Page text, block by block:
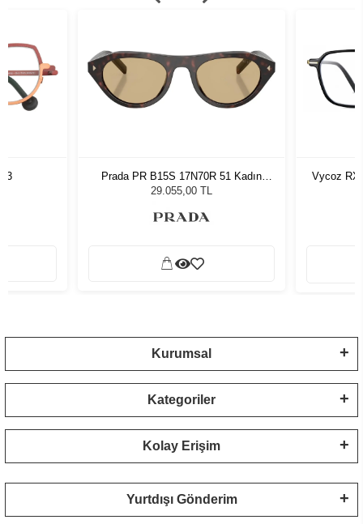
Prada PR B15S 17N70R 51 Kadın
Güneş Gözlüğü
29.055,00 TL
Vycoz RX
Kurumsal
Kategoriler
Kolay Erişim
Yurtdışı Gönderim